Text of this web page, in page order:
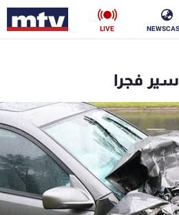
LIVE
ناس
فن
رياضة